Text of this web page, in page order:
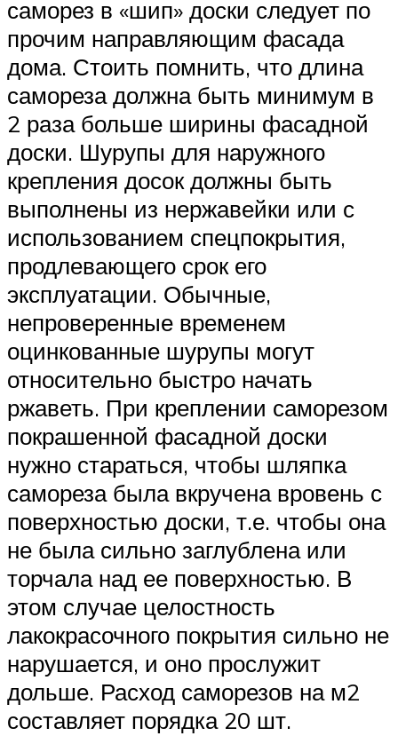
саморез в «шип» доски следует по
прочим направляющим фасада
дома. Стоить помнить, что длина
самореза должна быть минимум в
2 раза больше ширины фасадной
доски. Шурупы для наружного
крепления досок должны быть
выполнены из нержавейки или с
использованием спецпокрытия,
продлевающего срок его
эксплуатации. Обычные,
непроверенные временем
оцинкованные шурупы могут
относительно быстро начать
ржаветь. При креплении саморезом
покрашенной фасадной доски
нужно стараться, чтобы шляпка
самореза была вкручена вровень с
поверхностью доски, т.е. чтобы она
не была сильно заглублена или
торчала над ее поверхностью. В
этом случае целостность
лакокрасочного покрытия сильно не
нарушается, и оно прослужит
дольше. Расход саморезов на м2
составляет порядка 20 шт.